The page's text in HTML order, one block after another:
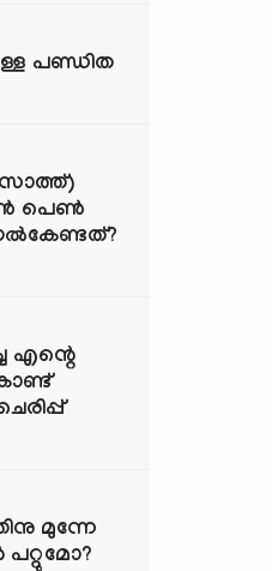
പണ്ഡിത
സൊത്ത്)
പെണ്‍
എന്റെ
മുന്നേ